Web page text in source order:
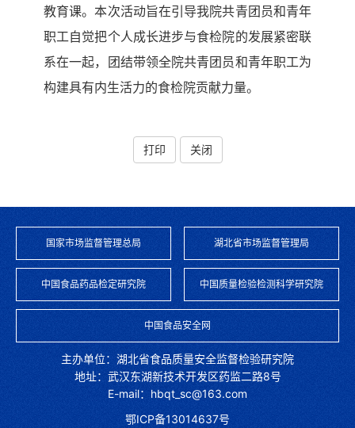
教育课。本次活动旨在引导我院共青团员和青年
职工自觉把个人成长进步与食检院的发展紧密联
系在一起，团结带领全院共青团员和青年职工为
构建具有内生活力的食检院贡献力量。
打印 关闭
国家市场监督管理总局 湖北省市场监督管理局
中国食品药品检定研究院 中国质量检验检测科学研究院
中国食品安全网
主办单位：湖北省食品质量安全监督检验研究院
地址：武汉东湖新技术开发区药监二路8号
E-mail：hbqt_sc@163.com
鄂ICP备13014637号